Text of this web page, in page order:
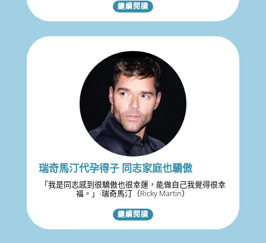
繼續閱讀
瑞奇馬汀代孕得子 同志家庭也驕傲
「我是同志感到很驕傲也很幸運，能做自己我覺得很幸
福。」-瑞奇馬汀（Ricky Martin）
繼續閱讀